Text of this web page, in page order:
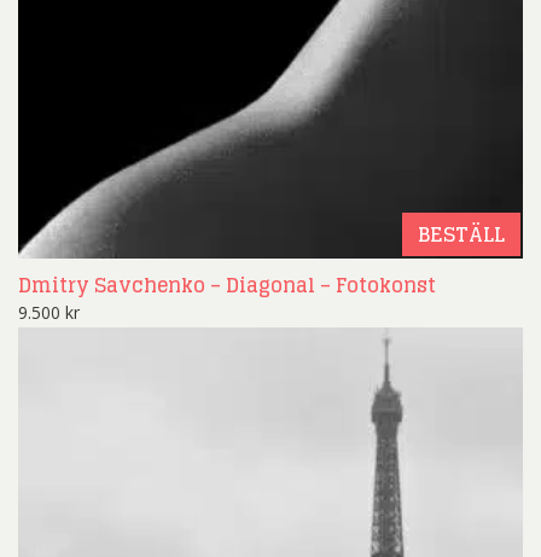
BESTÄLL
Dmitry Savchenko – Diagonal – Fotokonst
9.500 kr